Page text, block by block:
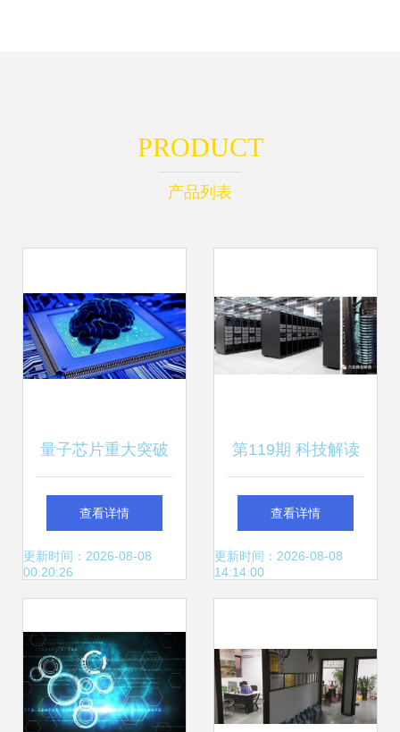
PRODUCT
产品列表
量子芯片重大突破
迈向全球第一的关
键一跃
查看详情
更新时间：2026-08-08
00:20:26
第119期 科技解读
——特斯拉AI日全
纪录 自研训练芯
定义自动驾驶方向
查看详情
更新时间：2026-08-08
14:14:00